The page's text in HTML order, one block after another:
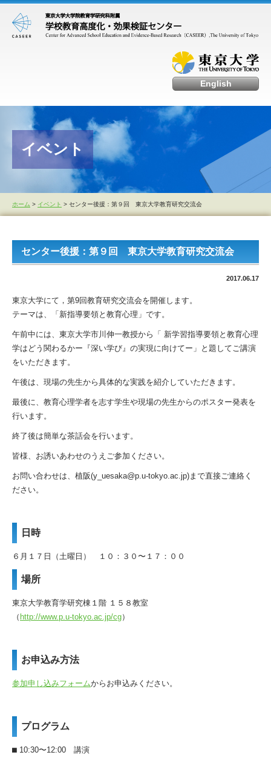
English
イベント
ホーム > イベント > センター後援：第９回 東京大学教育研究交流会
センター後援：第９回 東京大学教育研究交流会
2017.06.17
東京大学にて，第9回教育研究交流会を開催します。
テーマは、「新指導要領と教育心理」です。
午前中には、東京大学市川伸一教授から「 新学習指導要領と教育心理
学はどう関わるかー『深い学び』の実現に向けてー」と題してご講演
をいただきます。
午後は、現場の先生から具体的な実践を紹介していただきます。
最後に、教育心理学者を志す学生や現場の先生からのポスター発表を
行います。
終了後は簡単な茶話会を行います。
皆様、お誘いあわせのうえご参加ください。
お問い合わせは、植阪(y_uesaka@p.u-tokyo.ac.jp)まで直接ご連絡く
ださい。
日時
６月１７日（土曜日） １０：３０〜１７：００
場所
東京大学教育学研究棟１階 １５８教室
（ http://www.p.u-tokyo.ac.jp/cg）
お申込み方法
参加申し込みフォームからお申込みください。
プログラム
⬛︎ 10:30〜12:00 講演